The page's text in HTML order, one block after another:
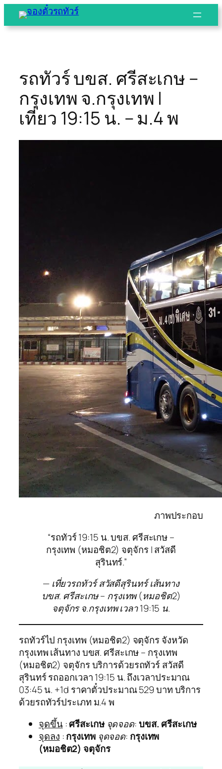
Skip
รถทัวร์ บขส. ศรีสะเกษ –
กรุงเทพ จ.กรุงเทพ |
เที่ยว 19:15 น. – ม.4 พ
ภาพประกอบ
“รถทัวร์ 19:15 น. บขส. ศรีสะเกษ –
กรุงเทพ (หมอชิต2) จตุจักร | สวัสดี
สุรินทร์.”
— เที่ยวรถทัวร์ สวัสดีสุรินทร์ เส้นทาง
บขส. ศรีสะเกษ – กรุงเทพ (หมอชิต2)
จตุจักร จ.กรุงเทพ เวลา 19:15 น.
รถทัวร์ไป กรุงเทพ (หมอชิต2) จตุจักร จังหวัด
กรุงเทพ เส้นทาง บขส. ศรีสะเกษ – กรุงเทพ
(หมอชิต2) จตุจักร บริการด้วยรถทัวร์ สวัสดี
สุรินทร์ รถออกเวลา 19:15 น. ถึงเวลาประมาณ
03:45 น. +1d ราคาตั๋วประมาณ 529 บาท บริการ
ด้วยรถทัวร์ประเภท ม.4 พ
จุดขึ้น:ศรีสะเกษ จุดจอด:บขส. ศรีสะเกษ
จุดลง :กรุงเทพ จุดจอด: กรุงเทพ
(หมอชิต2) จตุจักร